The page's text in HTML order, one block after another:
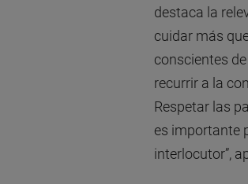
destaca la
cuidar más
conscientes
recurrir a la
Respetar las
es importante
interlocutor”,